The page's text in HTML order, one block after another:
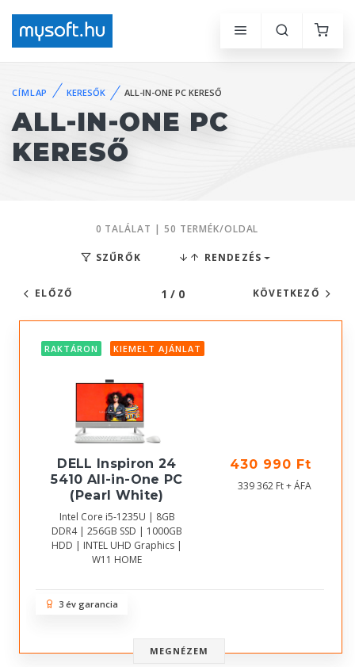
CÍMLAP KERESŐK ALL-IN-ONE PC KERESŐ
ALL-IN-ONE PC
KERESŐ
0 TALÁLAT | 50 TERMÉK/OLDAL
SZŰRŐK RENDEZÉS
ELŐZŐ 1 / 0 KÖVETKEZŐ
RAKTÁRON KIEMELT AJÁNLAT
DELL Inspiron 24
5410 All-in-One PC
(Pearl White)
Intel Core i5-1235U | 8GB
DDR4 | 256GB SSD | 1000GB
HDD | INTEL UHD Graphics |
W11 HOME
430 990 Ft
339 362 Ft + ÁFA
3 év garancia
MEGNÉZEM